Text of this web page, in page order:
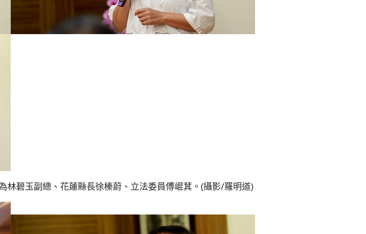
碧玉副總、花蓮縣長徐榛蔚、立法委員傅崐萁。(攝影/羅明道)